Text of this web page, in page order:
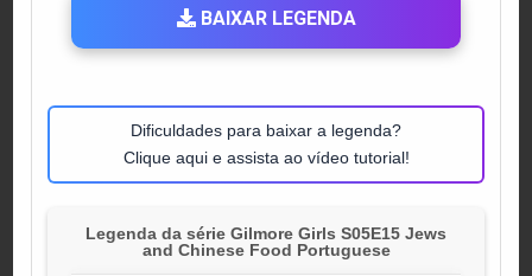
BAIXAR LEGENDA
Dificuldades para baixar a legenda?
Clique aqui e assista ao vídeo tutorial!
Legenda da série Gilmore Girls S05E15 Jews
and Chinese Food Portuguese